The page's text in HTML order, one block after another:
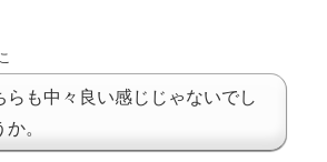
らも中々良い感じじゃないでし
。